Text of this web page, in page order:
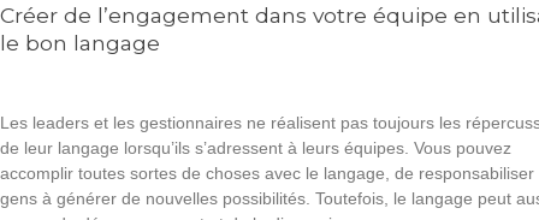
Créer de l’engagement dans votre équipe en
le bon langage
Les leaders et les gestionnaires ne réalisent pas toujours les
de leur langage lorsqu’ils s’adressent à leurs équipes. Vous pouvez
accomplir toutes sortes de choses avec le langage, de responsabiliser
gens à générer de nouvelles possibilités. Toutefois, le langage peut